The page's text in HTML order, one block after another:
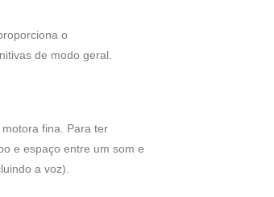
o
de modo geral.
fina. Para ter
e espaço entre um som e
a voz).